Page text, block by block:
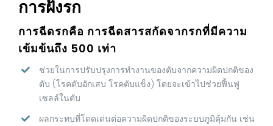
การฝังรก
การฉีดรกคือ การฉีดสารสกัดจากรกที่มีความ
เข้มข้นถึง 500 เท่า
ช่วยในการปรับปรุงการทำงานของตับจากความผิดปกติของ
ตับ (โรคตับอักเสบ โรคตับแข็ง) โดยจะเข้าไปช่วยฟื้นฟู
เซลล์ในตับ
ผลกระทบที่โดดเด่นต่อความผิดปกติของระบบภูมิคุ้มกัน เช่น